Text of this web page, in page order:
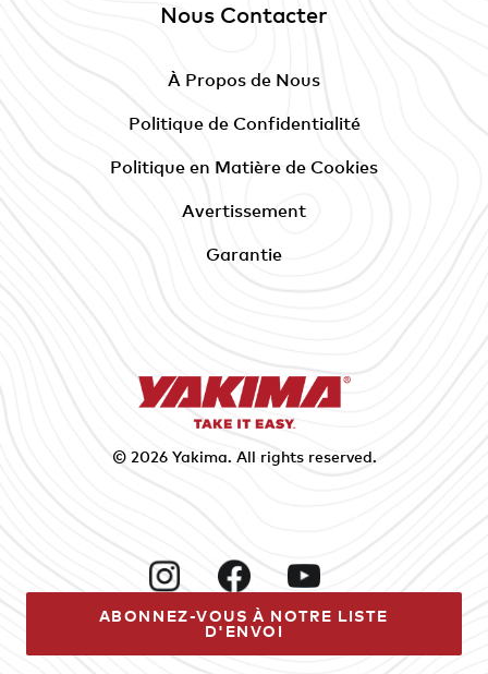
Nous Contacter
À Propos de Nous
Politique de Confidentialité
Politique en Matière de Cookies
Avertissement
Garantie
© 2026 Yakima. All rights reserved.
InstagramFacebook
ABONNEZ-VOUS À NOTRE LISTE
D'ENVOI